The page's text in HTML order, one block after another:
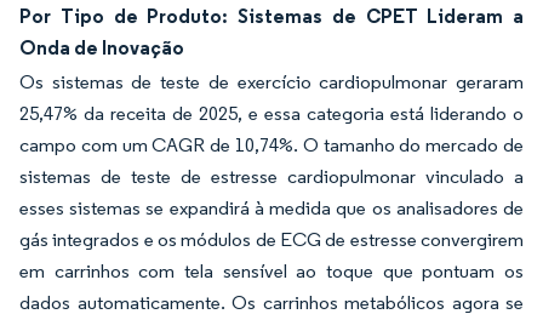
Por Tipo de Produto: Sistemas de CPET Lideram a
Onda de Inovação
Os sistemas de teste de exercício cardiopulmonar geraram
25,47% da receita de 2025, e essa categoria está liderando o
campo com um CAGR de 10,74%. O tamanho do mercado de
sistemas de teste de estresse cardiopulmonar vinculado a
esses sistemas se expandirá à medida que os analisadores de
gás integrados e os módulos de ECG de estresse convergirem
em carrinhos com tela sensível ao toque que pontuam os
dados automaticamente. Os carrinhos metabólicos agora se